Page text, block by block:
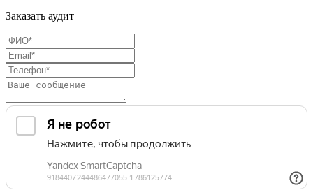
Заказать аудит